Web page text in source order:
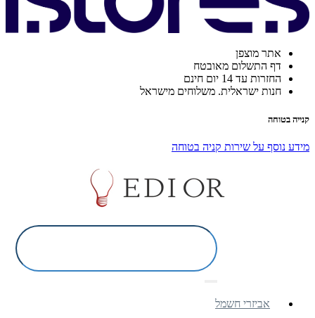
אתר מוצפן
דף התשלום מאובטח
החזרות עד 14 יום חינם
חנות ישראלית. משלוחים מישראל
קנייה בטוחה
מידע נוסף על שירות קניה בטוחה
אביזרי חשמל